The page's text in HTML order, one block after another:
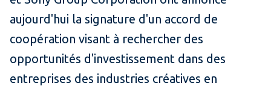
aujourd'hui la signature d'un accord de
coopération visant à rechercher des
opportunités d'investissement dans des
entreprises des industries créatives en